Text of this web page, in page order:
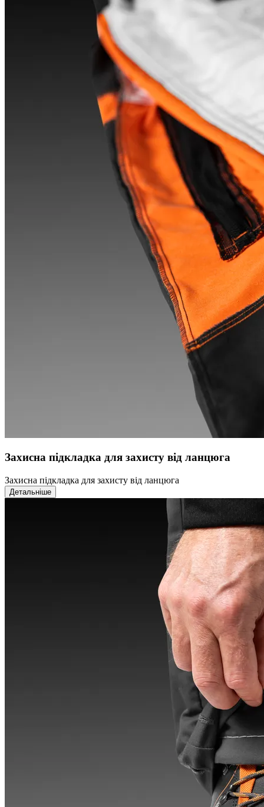
Захисна підкладка для захисту від ланцюга
Захисна підкладка для захисту від ланцюга
Детальніше